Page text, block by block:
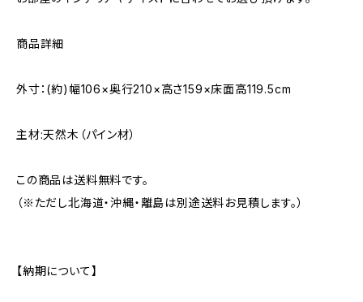
商品詳細
外寸：(約)幅106×奥行210×高さ159×床面高119.5cm
主材:天然木（パイン材）
この商品は送料無料です。
（※ただし北海道・沖縄・離島は別途送料お見積します。）
【納期について】